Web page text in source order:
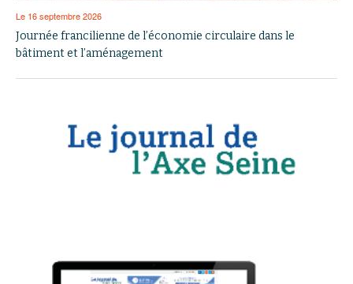
Le 16 septembre 2026
Journée francilienne de l’économie circulaire dans le
bâtiment et l’aménagement